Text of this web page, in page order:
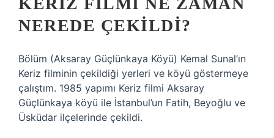
NEREDE ÇEKILDI?
Bölüm (Aksaray Güçlünkaya Köyü) Kemal Sunal’ın
Keriz filminin çekildiği yerleri ve köyü göstermeye
çalıştım. 1985 yapımı Keriz filmi Aksaray
Güçlünkaya köyü ile İstanbul’un Fatih, Beyoğlu ve
Üsküdar ilçelerinde çekildi.